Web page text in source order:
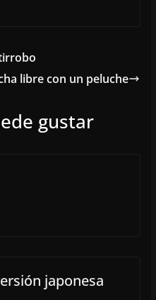
libre con un peluche
gustar
japonesa